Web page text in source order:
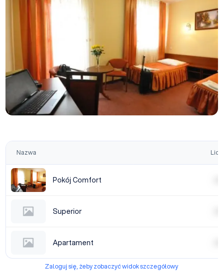
Nazwa
Pokój Comfort
Superior
Apartament
Zaloguj się, żeby zobaczyć widok szczegółowy